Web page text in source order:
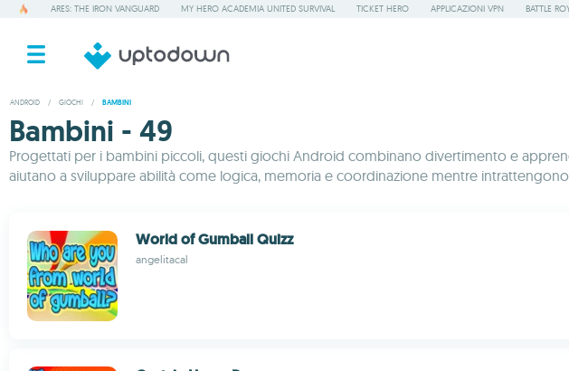
ARES: THE IRON VANGUARD MY HERO ACADEMIA UNITED SURVIVAL TICKET HERO APPLICAZIONI VPN BATTLE
ANDROID / GIOCHI / BAMBINI
Bambini - 49
Progettati per i bambini piccoli, questi giochi Android combinano divertimento e
aiutano a sviluppare abilità come logica, memoria e coordinazione mentre
World of Gumball Quizz
angelitacal